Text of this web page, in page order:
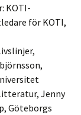
KOTI-
för KOTI,
Jenny
Göteborgs